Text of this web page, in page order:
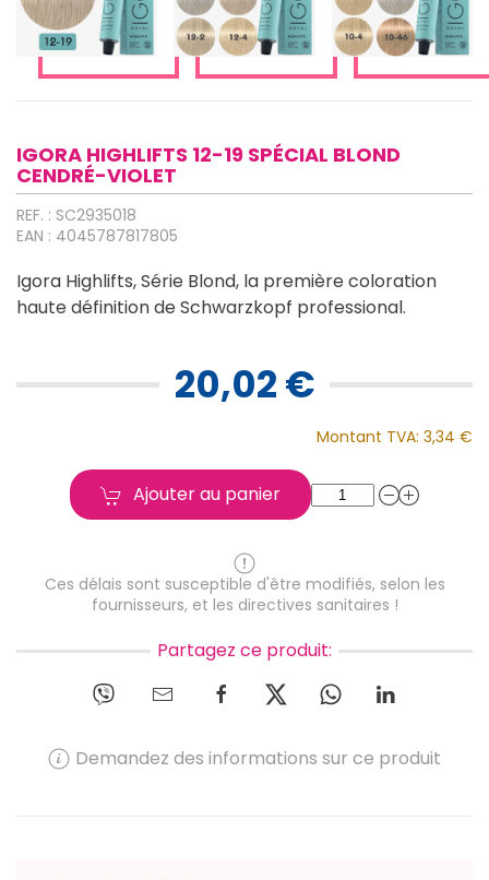
IGORA HIGHLIFTS 12-19 SPÉCIAL BLOND
CENDRÉ-VIOLET
REF. : SC2935018
EAN : 4045787817805
Igora Highlifts, Série Blond, la première coloration
haute définition de Schwarzkopf professional.
20,02 €
Montant TVA: 3,34 €
Ajouter au panier
Ces délais sont susceptible d'être modifiés, selon les
fournisseurs, et les directives sanitaires !
Partagez ce produit:
Demandez des informations sur ce produit